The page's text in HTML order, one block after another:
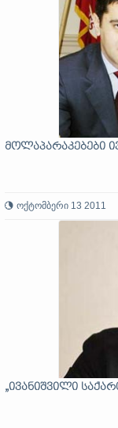
მოლაპარაკებები
ოქტომბერი 13 2011
„ივანიშვილი